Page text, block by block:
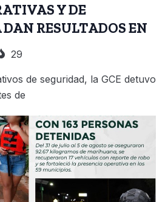
Y DE
RESULTADOS EN
29
de seguridad, la GCE detuvo
de